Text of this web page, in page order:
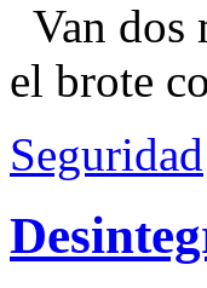
Van dos
el brote
Seguridad